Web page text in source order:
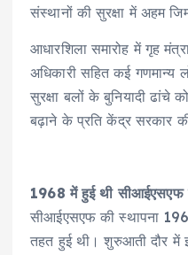
संस्थानों की सुरक्षा में अहम
आधारशिला समारोह में गृह
अधिकारी सहित कई गणमान्य
सुरक्षा बलों के बुनियादी ढांचे
बढ़ाने के प्रति केंद्र सरकार की
1968 में हुई थी सीआईएसएफ
सीआईएसएफ की स्थापना
तहत हुई थी। शुरुआती दौर